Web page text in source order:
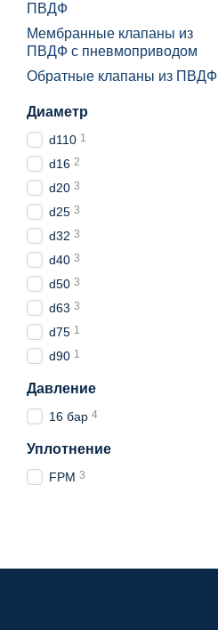
ПВДФ
Мембранные клапаны из
ПВДФ с пневмоприводом
Обратные клапаны из ПВДФ
Диаметр
d110 1
d16 2
d20 3
d25 3
d32 3
d40 3
d50 3
d63 3
d75 1
d90 1
Давление
16 бар 4
Уплотнение
FPM 3